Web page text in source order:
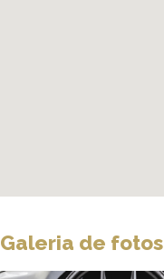
Galeria de fotos